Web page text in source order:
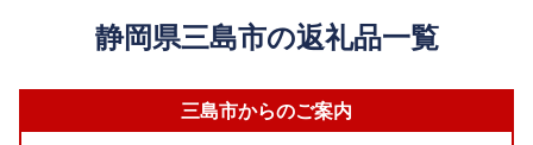
静岡県三島市の返礼品一覧
三島市からのご案内